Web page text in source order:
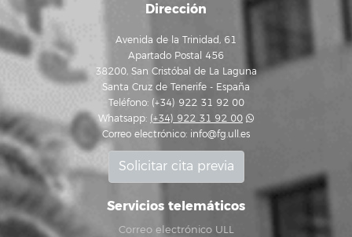
Dirección
Avenida de la Trinidad, 61
Apartado Postal 456
38200, San Cristóbal de La Laguna
Santa Cruz de Tenerife - España
Teléfono: (+34) 922 31 92 00
Whatsapp: (+34) 922 31 92 00
Correo electrónico: info@fg.ull.es
Solicitar cita previa
Servicios telemáticos
Correo electrónico ULL